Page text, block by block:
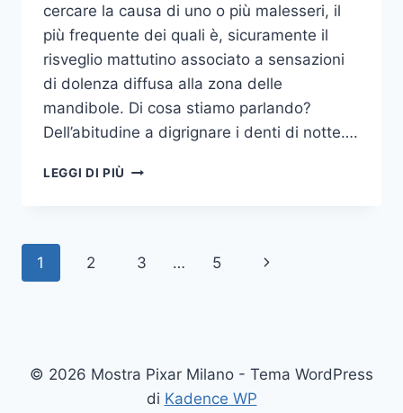
cercare la causa di uno o più malesseri, il
più frequente dei quali è, sicuramente il
risveglio mattutino associato a sensazioni
di dolenza diffusa alla zona delle
mandibole. Di cosa stiamo parlando?
Dell’abitudine a digrignare i denti di notte….
LEGGI DI PIÙ COME
TUTTE
NOTTE
Navigazione
1 2 3 … 5
Pagina
© 2026 Mostra Pixar Milano - Tema WordPress
di Kadence WP